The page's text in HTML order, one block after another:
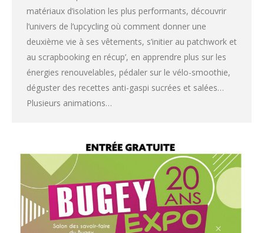
matériaux d’isolation les plus performants, découvrir
l’univers de l’upcycling où comment donner une
deuxième vie à ses vêtements, s’initier au patchwork et
au scrapbooking en récup’, en apprendre plus sur les
énergies renouvelables, pédaler sur le vélo-smoothie,
déguster des recettes anti-gaspi sucrées et salées…
Plusieurs animations…